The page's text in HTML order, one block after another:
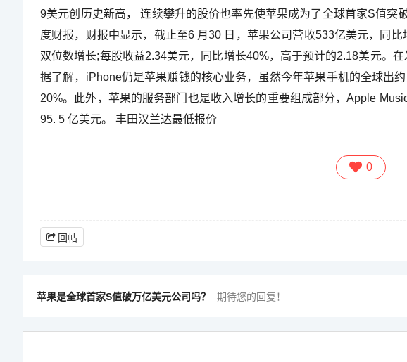
9美元创历史新高， 连续攀升的股价也率先使苹果成为了全球首家S值突
度财报，财报中显示，截止至6 月30 日，苹果公司营收533亿美元，同
双位数增长;每股收益2.34美元，同比增长40%，高于预计的2.18美元。
据了解，iPhone仍是苹果赚钱的核心业务，虽然今年苹果手机的全球出
20%。此外，苹果的服务部门也是收入增长的重要组成部分，Apple
95. 5 亿美元。 丰田汉兰达最低报价
0
回帖
苹果是全球首家S值破万亿美元公司吗？ 期待您的回复！